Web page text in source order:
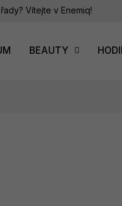
Vítejte v Enemiq!
BEAUTY